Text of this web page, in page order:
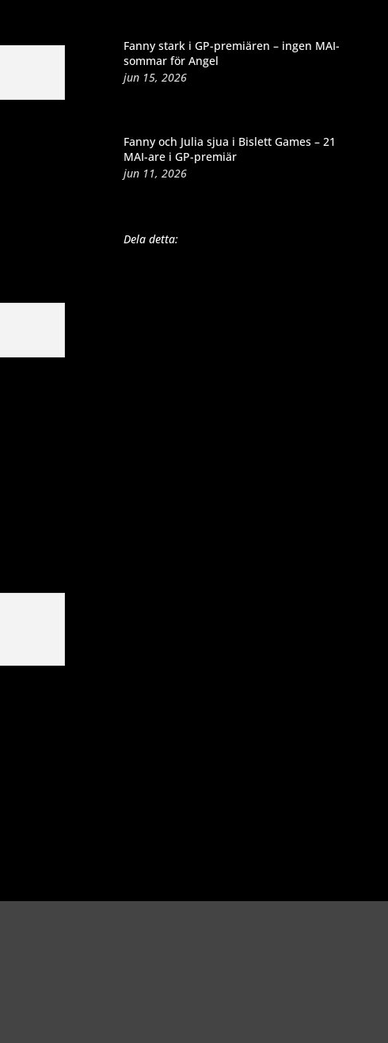
Fanny stark i GP-premiären – ingen MAI-
sommar för Angel
jun 15, 2026
Fanny och Julia sjua i Bislett Games – 21
MAI-are i GP-premiär
jun 11, 2026
Dela detta: